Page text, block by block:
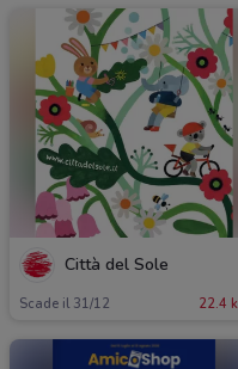
Città del Sole
Scade il 31/12 22.4